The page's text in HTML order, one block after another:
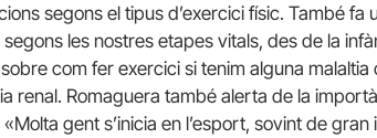
segons el tipus d’exercici físic. També fa
les nostres etapes vitals, des de la
com fer exercici si tenim alguna
renal. Romaguera també alerta de la
gent s’inicia en l’esport, sovint de